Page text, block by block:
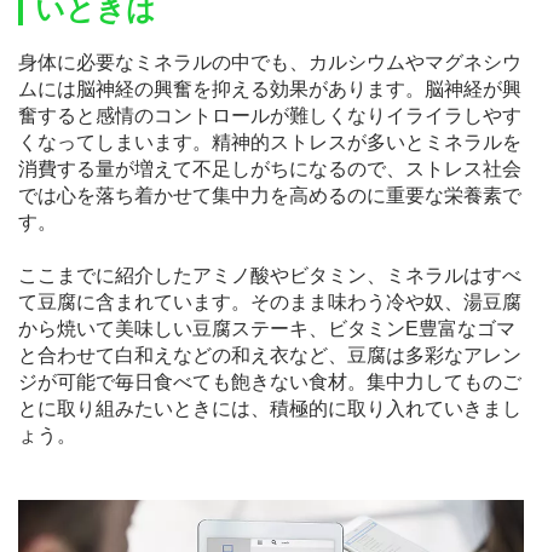
いときは
身体に必要なミネラルの中でも、カルシウムやマグネシウ
ムには脳神経の興奮を抑える効果があります。脳神経が興
奮すると感情のコントロールが難しくなりイライラしやす
くなってしまいます。精神的ストレスが多いとミネラルを
消費する量が増えて不足しがちになるので、ストレス社会
では心を落ち着かせて集中力を高めるのに重要な栄養素で
す。
ここまでに紹介したアミノ酸やビタミン、ミネラルはすべ
て豆腐に含まれています。そのまま味わう冷や奴、湯豆腐
から焼いて美味しい豆腐ステーキ、ビタミンE豊富なゴマ
と合わせて白和えなどの和え衣など、豆腐は多彩なアレン
ジが可能で毎日食べても飽きない食材。集中力してものご
とに取り組みたいときには、積極的に取り入れていきまし
ょう。